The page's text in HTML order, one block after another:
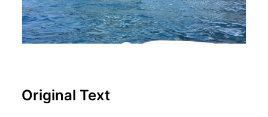
Original Text